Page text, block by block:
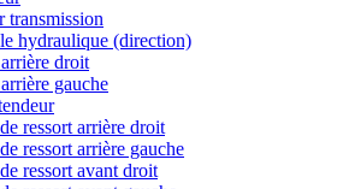
transmission
hydraulique (direction)
droit
gauche
ressort arrière droit
ressort arrière gauche
ressort avant droit